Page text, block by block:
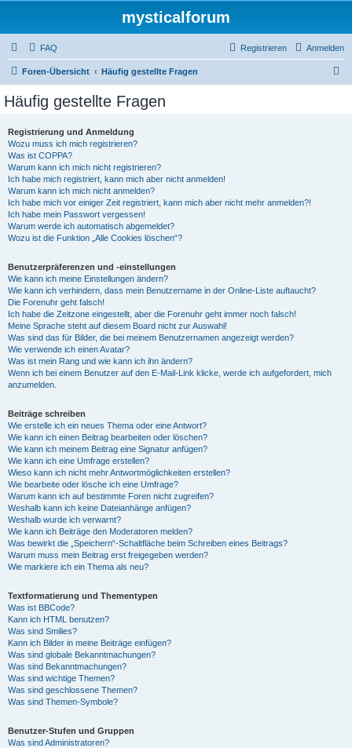
mysticalforum
FAQ Anmelden
Registrieren
Foren-Übersicht Häufig gestellte Fragen
Häufig gestellte Fragen
Registrierung und Anmeldung
Wozu muss ich mich registrieren?
Was ist COPPA?
Warum kann ich mich nicht registrieren?
Ich habe mich registriert, kann mich aber nicht anmelden!
Warum kann ich mich nicht anmelden?
Ich habe mich vor einiger Zeit registriert, kann mich aber nicht mehr anmelden?!
Ich habe mein Passwort vergessen!
Warum werde ich automatisch abgemeldet?
Wozu ist die Funktion „Alle Cookies löschen“?
Benutzerpräferenzen und -einstellungen
Wie kann ich meine Einstellungen ändern?
Wie kann ich verhindern, dass mein Benutzername in der Online-Liste auftaucht?
Die Forenuhr geht falsch!
Ich habe die Zeitzone eingestellt, aber die Forenuhr geht immer noch falsch!
Meine Sprache steht auf diesem Board nicht zur Auswahl!
Was sind das für Bilder, die bei meinem Benutzernamen angezeigt werden?
Wie verwende ich einen Avatar?
Was ist mein Rang und wie kann ich ihn ändern?
Wenn ich bei einem Benutzer auf den E-Mail-Link klicke, werde ich aufgefordert, mich
anzumelden.
Beiträge schreiben
Wie erstelle ich ein neues Thema oder eine Antwort?
Wie kann ich einen Beitrag bearbeiten oder löschen?
Wie kann ich meinem Beitrag eine Signatur anfügen?
Wie kann ich eine Umfrage erstellen?
Wieso kann ich nicht mehr Antwortmöglichkeiten erstellen?
Wie bearbeite oder lösche ich eine Umfrage?
Warum kann ich auf bestimmte Foren nicht zugreifen?
Weshalb kann ich keine Dateianhänge anfügen?
Weshalb wurde ich verwarnt?
Wie kann ich Beiträge den Moderatoren melden?
Was bewirkt die „Speichern“-Schaltfläche beim Schreiben eines Beitrags?
Warum muss mein Beitrag erst freigegeben werden?
Wie markiere ich ein Thema als neu?
Textformatierung und Thementypen
Was ist BBCode?
Kann ich HTML benutzen?
Was sind Smilies?
Kann ich Bilder in meine Beiträge einfügen?
Was sind globale Bekanntmachungen?
Was sind Bekanntmachungen?
Was sind wichtige Themen?
Was sind geschlossene Themen?
Was sind Themen-Symbole?
Benutzer-Stufen und Gruppen
Was sind Administratoren?